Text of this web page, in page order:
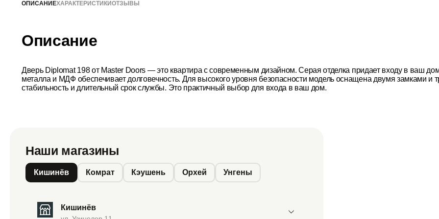
ОПИСАНИЕХАРАКТЕРИСТИКИОТЗЫВЫ
Описание
Дверь Diplomat 198 от Master Doors — это квартира с современным дизайном. Серая отделка придает входу в ваш
металла и МДФ обеспечивает долговечность. Для высокого уровня безопасности модель оснащена двумя замками
стабильность и длительный срок службы. Это практичный выбор для входа в ваш дом.
Наши магазины
Кишинёв Комрат Кэушень Орхей Унгены
Кишинёв